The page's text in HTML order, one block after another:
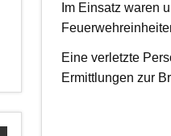
Im Einsatz waren
Eine verletzte
Ermittlungen zur